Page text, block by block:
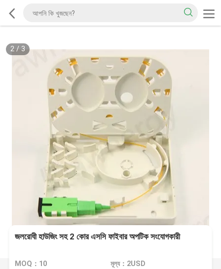
2/ 3
জলরোধী হাউজিং সহ 2 কোর এসসি ফাইবার অপটিক সংযোগকারী
MOQ：10 মূল্য：2USD